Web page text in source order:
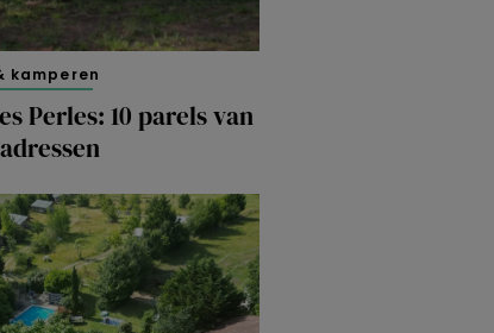
kamperen
Perles: 10 parels van